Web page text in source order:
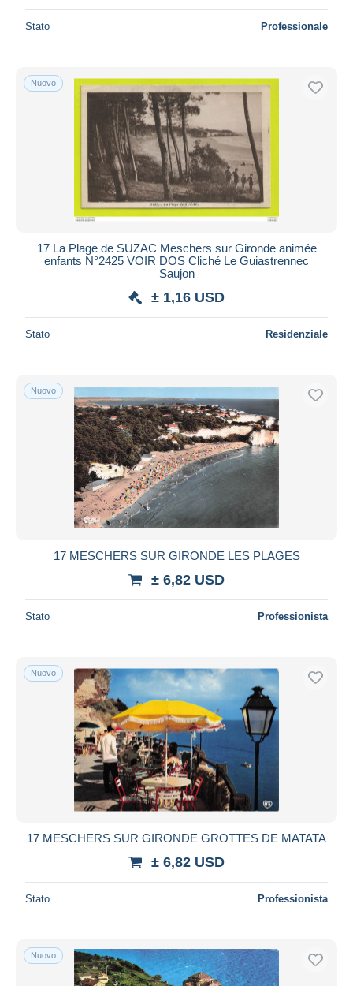
Stato Professionale
Nuovo
17 La Plage de SUZAC Meschers sur Gironde animée
enfants N°2425 VOIR DOS Cliché Le Guiastrennec
Saujon
± 1,16 USD
Stato Residenziale
Nuovo
17 MESCHERS SUR GIRONDE LES PLAGES
± 6,82 USD
Stato Professionista
Nuovo
17 MESCHERS SUR GIRONDE GROTTES DE MATATA
± 6,82 USD
Stato Professionista
Nuovo